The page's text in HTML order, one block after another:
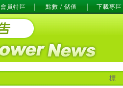
會員特區 點數 / 儲值 下載專區
標